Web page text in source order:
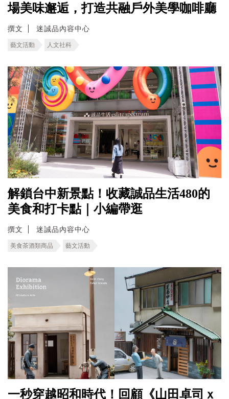
場美味邂逅，打造共融戶外美學咖啡廳
撰文 迷誠品內容中心
藝文活動 人文社科
解鎖台中新景點！收藏誠品生活480的
美食和打卡點｜小編帶逛
撰文 迷誠品內容中心
美食茶酒類商品 藝文活動
一秒穿越昭和時代！回顧《山田卓司ｘ